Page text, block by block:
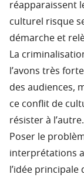
réapparaissent
culturel risque
démarche et
La
l’avons très
des audiences,
ce conflit de
résister à
Poser le
interprétations
l’idée principale